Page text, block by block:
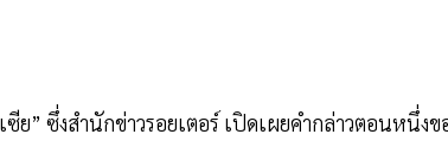
” ซึ่งสำนักข่าวรอยเตอร์ เปิดเผยคำกล่าวตอนหนึ่งข